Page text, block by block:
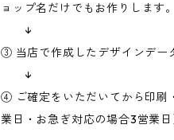
ョップ名だけでもお作りします。
↓
③ 当店で作成したデザインデー
↓
④ ご確定をいただいてから印刷
業日・お急ぎ対応の場合3営業日